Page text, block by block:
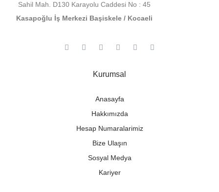
Sahil Mah. D130 Karayolu Caddesi No : 45
Kasapoğlu İş Merkezi Başiskele / Kocaeli
Kurumsal
Anasayfa
Hakkımızda
Hesap Numaralarimiz
Bize Ulaşın
Sosyal Medya
Kariyer